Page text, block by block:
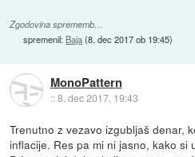
Zgodovina sprememb…
spremenil: Baja(8. dec 2017 ob 19:45)
MonoPattern
::8. dec 2017, 19:43
Trenutno z vezavo izgubljaš denar,
inflacije. Res pa mi ni jasno, kako si